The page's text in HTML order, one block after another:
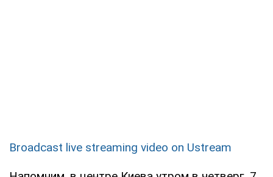
Broadcast live streaming video on Ustream